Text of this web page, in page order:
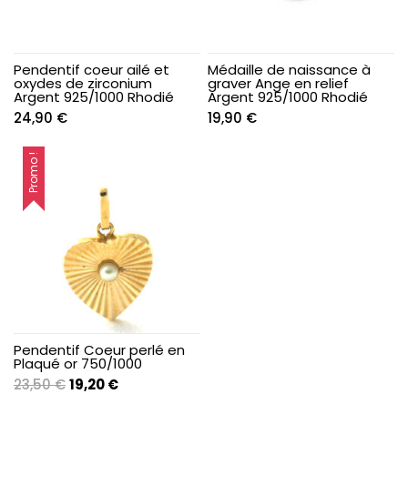
Pendentif coeur ailé et
oxydes de zirconium
Argent 925/1000 Rhodié
24,90 €
Médaille de naissance à
graver Ange en relief
Argent 925/1000 Rhodié
19,90 €
Promo !
Pendentif Coeur perlé en
Plaqué or 750/1000
23,50€Le
19,20€Le